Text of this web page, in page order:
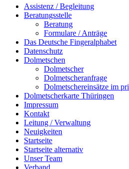
Assistenz / Begleitung
Beratungsstelle
Beratung
Formulare / Anträge
Das Deutsche Fingeralphabet
Datenschutz
Dolmetschen
Dolmetscher
Dolmetscheranfrage
Dolmetschereinsätze im
Dolmetscherkarte Thüringen
Impressum
Kontakt
Leitung / Verwaltung
Neuigkeiten
Startseite
Startseite alternativ
Unser Team
Verband